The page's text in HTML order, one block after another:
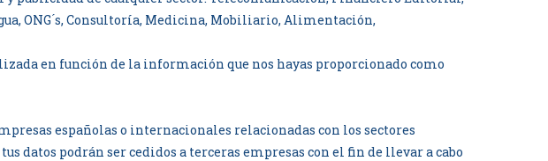
ONG ́s, Consultoría, Medicina, Mobiliario, Alimentación,
en función de la información que nos hayas proporcionado como
españolas o internacionales relacionadas con los sectores
podrán ser cedidos a terceras empresas con el fin de llevar a cabo